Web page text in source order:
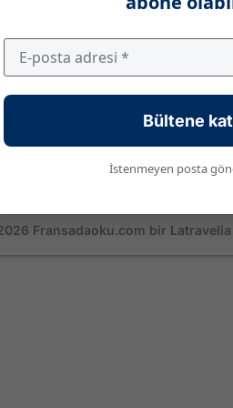
Pazartesi – Cumartesi:
İletişim
Fransadaoku.com bir Latravelia
Bültene
İstenmeyen posta